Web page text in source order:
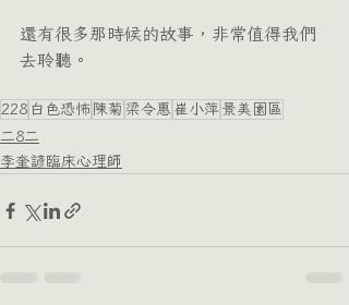
還有很多那時候的故事，非常值得我們
去聆聽。
228 白色恐怖 陳菊 梁令惠 崔小萍 景美園區
二8二
李奎諺臨床心理師